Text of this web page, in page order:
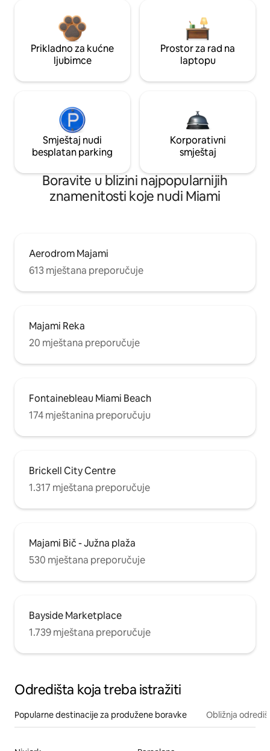
Prikladno za kućne
ljubimce
Prostor za rad na
laptopu
Smještaj nudi
besplatan parking
Korporativni
smještaj
Boravite u blizini najpopularnijih
znamenitosti koje nudi Miami
Aerodrom Majami
613 mještana preporučuje
Majami Reka
20 mještana preporučuje
Fontainebleau Miami Beach
174 mještanina preporučuju
Brickell City Centre
1.317 mještana preporučuje
Majami Bič - Južna plaža
530 mještana preporučuje
Bayside Marketplace
1.739 mještana preporučuje
Odredišta koja treba istražiti
Popularne destinacije za produžene boravke Obližnja